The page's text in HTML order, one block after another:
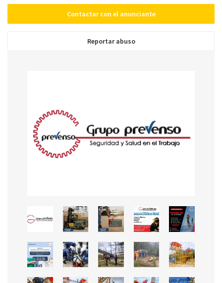
Contactar con el anunciante
Reportar abuso